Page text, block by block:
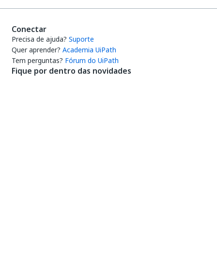
Conectar
Precisa de ajuda? Suporte
Quer aprender? Academia UiPath
Tem perguntas? Fórum do UiPath
Fique por dentro das novidades